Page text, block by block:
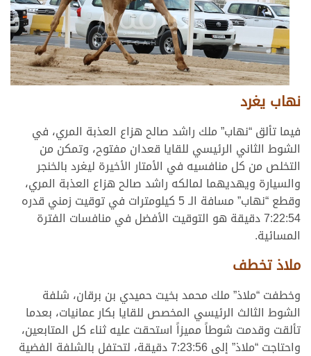
نهاب يغرد
فيما تألق “نهاب” ملك راشد صالح هزاع العذبة المري، في
الشوط الثاني الرئيسي للقايا قعدان مفتوح، وتمكن من
التخلص من كل منافسيه في الأمتار الأخيرة ليغرد بالخنجر
والسيارة ويهديهما لمالكه راشد صالح هزاع العذبة المري،
وقطع “نهاب” مسافة الـ 5 كيلومترات في توقيت زمني قدره
7:22:54 دقيقة هو التوقيت الأفضل في منافسات الفترة
المسائية.
ملاذ تخطف
وخطفت “ملاذ” ملك محمد بخيت حميدي بن برقان، شلفة
الشوط الثالث الرئيسي المخصص للقايا بكار عمانيات، بعدما
تألقت وقدمت شوطاً مميزاً استحقت عليه ثناء كل المتابعين،
واحتاجت “ملاذ” إلى 7:23:56 دقيقة، لتحتفل بالشلفة الفضية